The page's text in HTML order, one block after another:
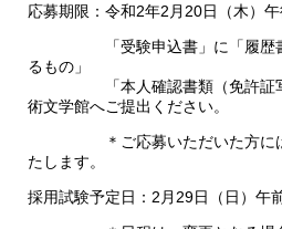
応募期限：令和2年2月20日（木）
「受験申込書」に「履歴書
るもの」
「本人確認書類（免許証写
術文学館へご提出ください。
＊ご応募いただいた方には
たします。
採用試験予定日：2月29日（日）午